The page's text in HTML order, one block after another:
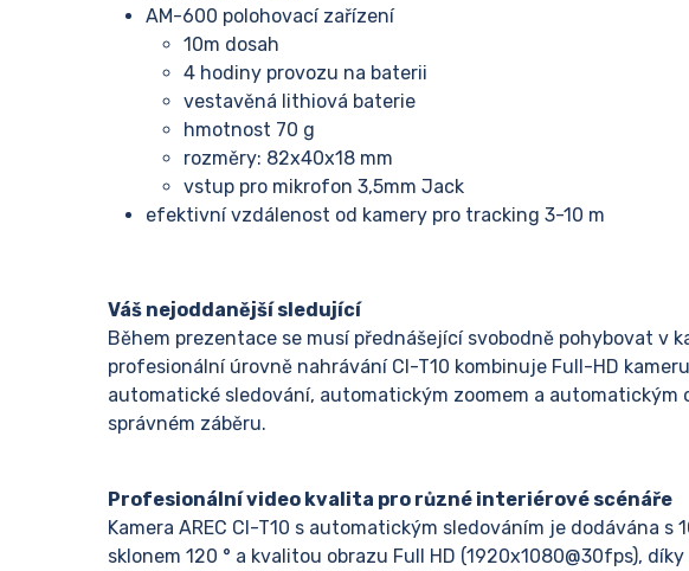
AM-600 polohovací zařízení
10m dosah
4 hodiny provozu na baterii
vestavěná lithiová baterie
hmotnost 70 g
rozměry: 82x40x18 mm
vstup pro mikrofon 3,5mm Jack
efektivní vzdálenost od kamery pro tracking 3-10 m
Váš nejoddanější sledující
Během prezentace se musí přednášející svobodně pohybovat v
profesionální úrovně nahrávání CI-T10 kombinuje Full-HD
automatické sledování, automatickým zoomem a
správném záběru.
Profesionální video kvalita pro různé interiérové scénáře
Kamera AREC CI-T10 s automatickým sledováním je dodávána s
sklonem 120 ° a kvalitou obrazu Full HD (1920x1080@30fps),